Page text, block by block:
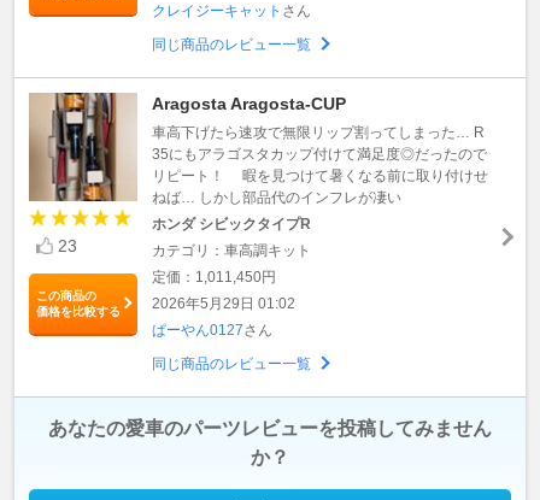
クレイジーキャット さん
同じ商品のレビュー一覧
23
この商品の
価格を比較する
Aragosta Aragosta-CUP
車高下げたら速攻で無限リップ割ってしまった… R
35にもアラゴスタカップ付けて満足度◎だったので
リピート！ 暇を見つけて暑くなる前に取り付けせ
ねば… しかし部品代のインフレが凄い
ホンダ シビックタイプR
カテゴリ：車高調キット
定価：1,011,450円
2026年5月29日 01:02
ぱーやん0127さん
同じ商品のレビュー一覧
あなたの愛車のパーツレビューを投稿してみません
か？